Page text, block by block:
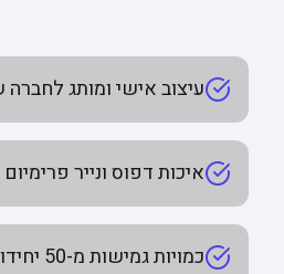
עיצוב אישי ומותג
איכות דפוס ונייר פרימיום
כמויות גמישות מ-50 יחידות